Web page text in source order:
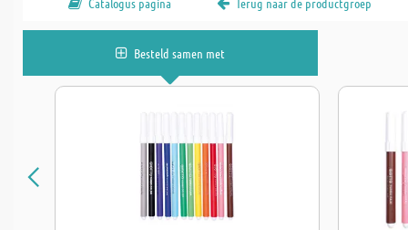
Besteld samen met